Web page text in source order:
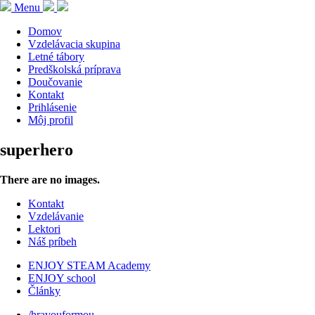
Menu
Domov
Vzdelávacia skupina
Letné tábory
Predškolská príprava
Doučovanie
Kontakt
Prihlásenie
Môj profil
superhero
There are no images.
Kontakt
Vzdelávanie
Lektori
Náš príbeh
ENJOY STEAM Academy
ENJOY school
Články